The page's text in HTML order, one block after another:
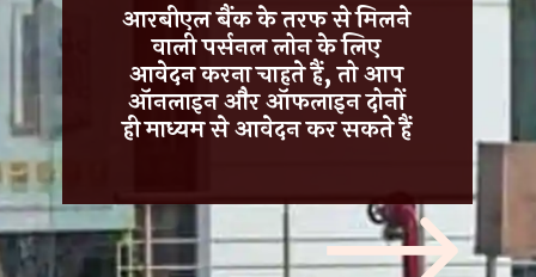
आरबीएल बैंकके तरफ से मिलने
वाली पर्सनल लोन के लिए
आवेदन करना चाहते हैं, तो आप
ऑनलाइन और ऑफलाइन दोनों
ही माध्यम से आवेदन कर सकते हैं